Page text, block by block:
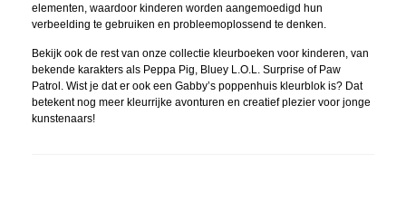
elementen, waardoor kinderen worden aangemoedigd hun
verbeelding te gebruiken en probleemoplossend te denken.
Bekijk ook de rest van onze collectie kleurboeken voor kinderen, van
bekende karakters als Peppa Pig, Bluey L.O.L. Surprise of Paw
Patrol. Wist je dat er ook een Gabby’s poppenhuis kleurblok is? Dat
betekent nog meer kleurrijke avonturen en creatief plezier voor jonge
kunstenaars!